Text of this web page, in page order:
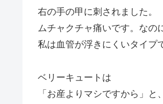
右の手の甲に刺されました。
ムチャクチャ痛いです。なの
私は血管が浮きにくいタイプ
ベリーキュートは
「お産よりマシですから」